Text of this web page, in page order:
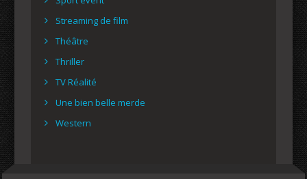
Streaming de film
Théâtre
Thriller
TV Réalité
Une bien belle merde
Western